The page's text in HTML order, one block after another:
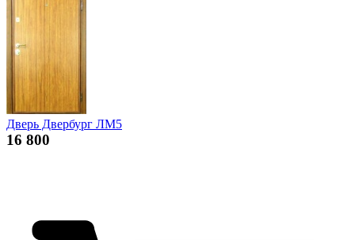
Дверь Двербург ЛМ5
16 800